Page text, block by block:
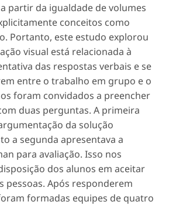
partir da igualdade de volumes
conceitos como
Portanto, este estudo explorou
visual está relacionada à
das respostas verbais e se
entre o trabalho em grupo e o
foram convidados a preencher
duas perguntas. A primeira
da solução
a segunda apresentava a
para avaliação. Isso nos
dos alunos em aceitar
pessoas. Após responderem
formadas equipes de quatro